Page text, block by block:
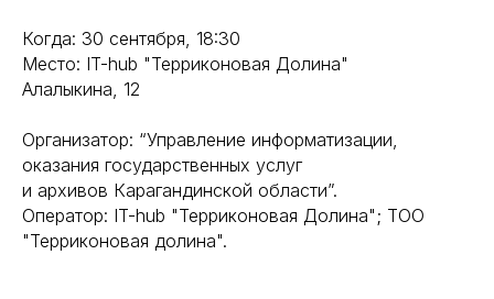
Когда: 30 сентября, 18:30
Место: IT-hub "Терриконовая Долина"
Алалыкина, 12
Организатор: “Управление информатизации,
оказания государственных услуг
и архивов Карагандинской области”.
Оператор: IT-hub "Терриконовая Долина"; ТОО
"Терриконовая долина".